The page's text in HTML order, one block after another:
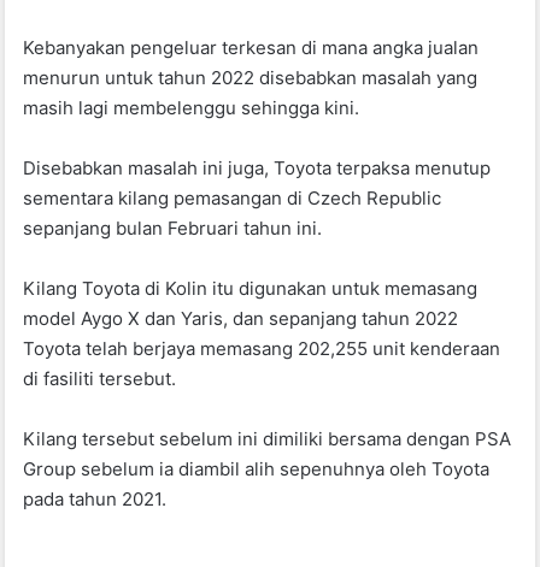
b
o
o
k
A
p
p
Kebanyakan pengeluar terkesan di mana angka jualan
menurun untuk tahun 2022 disebabkan masalah yang
masih lagi membelenggu sehingga kini.
Disebabkan masalah ini juga, Toyota terpaksa menutup
sementara kilang pemasangan di Czech Republic
sepanjang bulan Februari tahun ini.
Kilang Toyota di Kolin itu digunakan untuk memasang
model Aygo X dan Yaris, dan sepanjang tahun 2022
Toyota telah berjaya memasang 202,255 unit kenderaan
di fasiliti tersebut.
Kilang tersebut sebelum ini dimiliki bersama dengan PSA
Group sebelum ia diambil alih sepenuhnya oleh Toyota
pada tahun 2021.